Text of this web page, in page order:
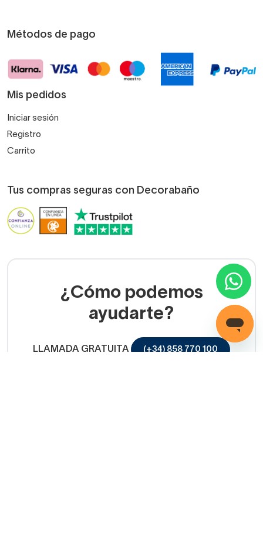
Métodos de pago
Mis pedidos
Iniciar sesión
Registro
Carrito
Tus compras seguras con Decorabaño
¿Cómo podemos
ayudarte?
LLAMADA GRATUITA (+34) 858 770 100